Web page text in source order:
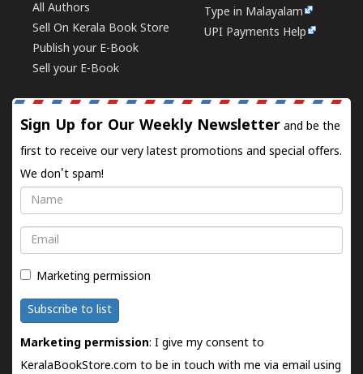
All Authors
Sell On Kerala Book Store
Publish your E-Book
Sell your E-Book
Type in Malayalam
UPI Payments Help
Sign Up for Our Weekly Newsletter and be the
first to receive our very latest promotions and special offers.
We don't spam!
Name
Email
Marketing permission
Subscribe to list
Marketing permission: I give my consent to
KeralaBookStore.com to be in touch with me via email using